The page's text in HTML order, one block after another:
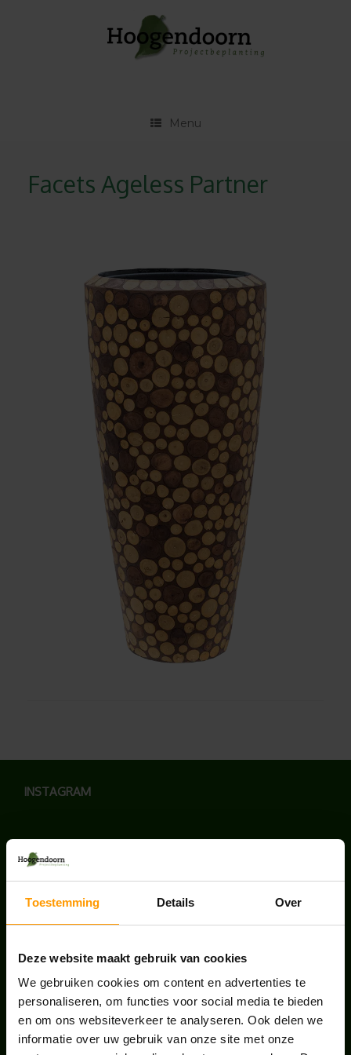
Toestemming Details Over
Deze website maakt gebruik van cookies
We gebruiken cookies om content en advertenties te
personaliseren, om functies voor social media te bieden
en om ons websiteverkeer te analyseren. Ook delen we
informatie over uw gebruik van onze site met onze
Menu
Facets Ageless Partner
INSTAGRAM
LAATSTE NIEUWS
augustus 7, 2026
UNION HOUSE UTRECHT